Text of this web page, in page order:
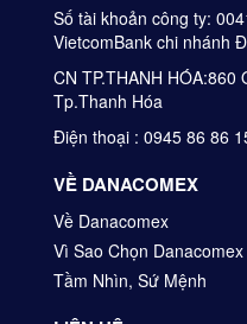
Số tài khoản công ty:
VietcomBank chi nhánh
CN TP.THANH HÓA:860
Tp.Thanh Hóa
Điện thoại : 0945 86 86
VỀ DANACOMEX
Về Danacomex
Vì Sao Chọn Danacomex
Tầm Nhìn, Sứ Mệnh